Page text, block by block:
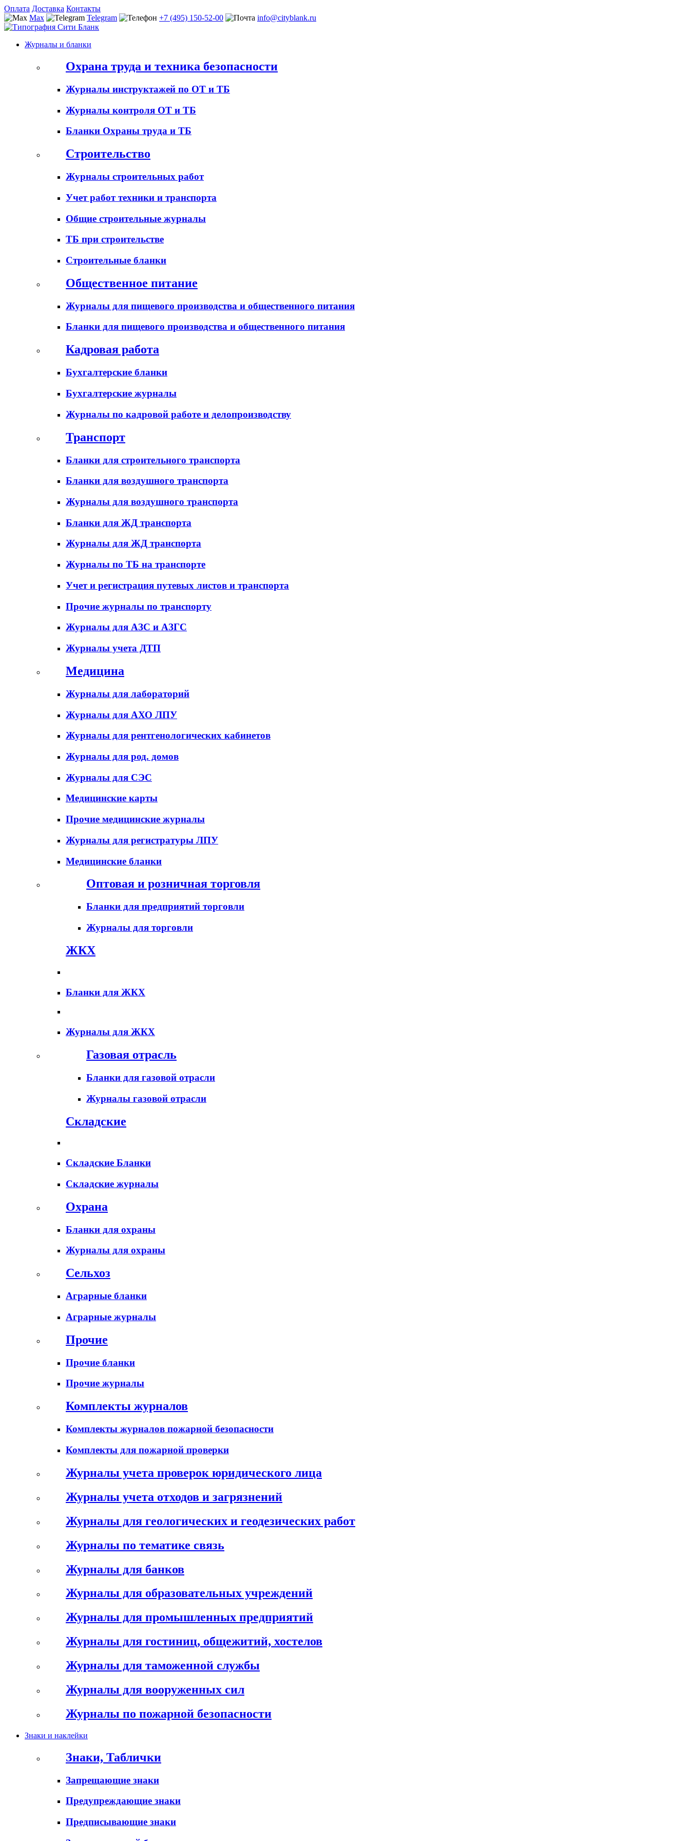
Оплата Доставка Контакты
Max
Telegram +7 (495) 150-52-00 info@cityblank.ru
Журналы и бланки
Охрана труда и техника безопасности
Журналы инструктажей по ОТ и ТБ
Журналы контроля ОТ и ТБ
Бланки Охраны труда и ТБ
Строительство
Журналы строительных работ
Учет работ техники и транспорта
Общие строительные журналы
ТБ при строительстве
Строительные бланки
Общественное питание
Журналы для пищевого производства и общественного питания
Бланки для пищевого производства и общественного питания
Кадровая работа
Бухгалтерские бланки
Бухгалтерские журналы
Журналы по кадровой работе и делопроизводству
Транспорт
Бланки для строительного транспорта
Бланки для воздушного транспорта
Журналы для воздушного транспорта
Бланки для ЖД транспорта
Журналы для ЖД транспорта
Журналы по ТБ на транспорте
Учет и регистрация путевых листов и транспорта
Прочие журналы по транспорту
Журналы для АЗС и АЗГС
Журналы учета ДТП
Медицина
Журналы для лабораторий
Журналы для АХО ЛПУ
Журналы для рентгенологических кабинетов
Журналы для род. домов
Журналы для СЭС
Медицинские карты
Прочие медицинские журналы
Журналы для регистратуры ЛПУ
Медицинские бланки
Оптовая и розничная торговля
Бланки для предприятий торговли
Журналы для торговли
ЖКХ
Бланки для ЖКХ
Журналы для ЖКХ
Газовая отрасль
Бланки для газовой отрасли
Журналы газовой отрасли
Складские
Складские Бланки
Складские журналы
Охрана
Бланки для охраны
Журналы для охраны
Сельхоз
Аграрные бланки
Аграрные журналы
Прочие
Прочие бланки
Прочие журналы
Комплекты журналов
Комплекты журналов пожарной безопасности
Комплекты для пожарной проверки
Журналы учета проверок юридического лица
Журналы учета отходов и загрязнений
Журналы для геологических и геодезических работ
Журналы по тематике связь
Журналы для банков
Журналы для образовательных учреждений
Журналы для промышленных предприятий
Журналы для гостиниц, общежитий, хостелов
Журналы для таможенной службы
Журналы для вооруженных сил
Журналы по пожарной безопасности
Знаки и наклейки
Знаки, Таблички
Запрещающие знаки
Предупреждающие знаки
Предписывающие знаки